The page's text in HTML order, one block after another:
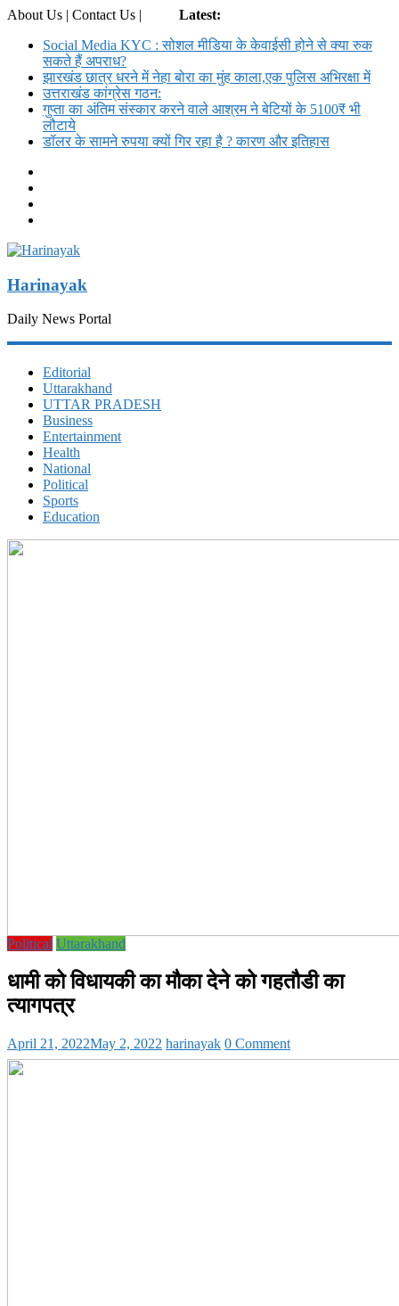
About Us | Contact Us |
Latest:
Social Media KYC : सोशल मीडिया के केवाईसी होने से क्या रुक
सकते हैं अपराध?
झारखंड छात्र धरने में नेहा बोरा का मुंह काला,एक पुलिस अभिरक्षा में
उत्तराखंड कांग्रेस गठन:
गुप्ता का अंतिम संस्कार करने वाले आश्रम ने बेटियों के 5100₹ भी
लौटाये
डॉलर के सामने रुपया क्यों गिर रहा है ? कारण और इतिहास
Harinayak
Daily News Portal
Editorial
Uttarakhand
UTTAR PRADESH
Business
Entertainment
Health
National
Political
Sports
Education
Political Uttarakhand
धामी को विधायकी का मौका देने को गहतौडी का
त्यागपत्र
April 21, 2022May 2, 2022 harinayak 0 Comment